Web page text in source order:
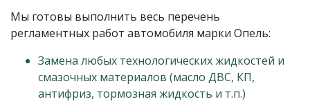
Мы готовы выполнить весь перечень
регламентных работ автомобиля марки Опель:
Замена любых технологических жидкостей и
смазочных материалов (масло ДВС, КП,
антифриз, тормозная жидкость и т.п.)